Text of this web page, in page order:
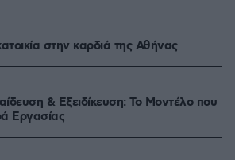
στην καρδιά της Αθήνας
& Εξειδίκευση: Το Mοντέλο που
Eργασίας